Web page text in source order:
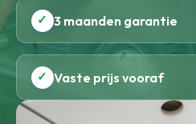
✓ 3 maanden garantie
✓ Vaste prijs vooraf